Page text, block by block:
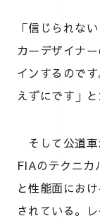
「信じられな
カーデザイナ
インするので
えずにです」
そして公道車
FIAのテクニカ
と性能面にお
されている。